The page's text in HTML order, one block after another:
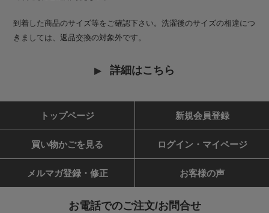
到着した商品のサイズ等をご確認下さい。洗濯後のサイズの相違につ
きましては、返品交換の対象外です。
詳細はこちら
トップページ 新規会員登録
買い物かごを見る ログイン・マイページ
メルマガ登録・修正 お客様の声
お電話でのご注文/お問合せ